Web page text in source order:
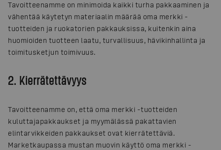
Tavoitteenamme on minimoida kaikki turha pakkaaminen ja
vähentää käytetyn materiaalin määrää oma merkki -
tuotteiden ja ruokatorien pakkauksissa, kuitenkin aina
huomioiden tuotteen laatu, turvallisuus, hävikinhallinta ja
toimitusketjun toimivuus.
2. Kierrätettävyys
Tavoitteenamme on, että oma merkki -tuotteiden
kuluttajapakkaukset ja myymälässä pakattavien
elintarvikkeiden pakkaukset ovat kierrätettäviä.
Marketkaupassa mustan muovin käyttö oma merkki -